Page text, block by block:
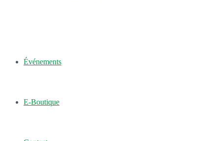
Événements
E-Boutique